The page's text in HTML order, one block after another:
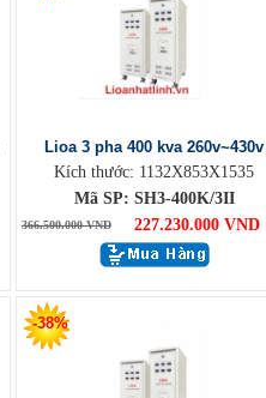
Lioa 3 pha 400 kva 260v~430v
Kích thước: 1132X853X1535
Mã SP: SH3-400K/3II
366.500.000 VND 227.230.000 VND
-38%